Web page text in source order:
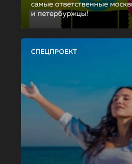
самые ответственные
и петербуржцы!
СПЕЦПРОЕКТ